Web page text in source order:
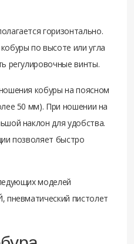
горизонтально.
по высоте или угла
регулировочные винты.
кобуры на поясном
50 мм). При ношении на
наклон для удобства.
позволяет быстро
моделей
пистолет